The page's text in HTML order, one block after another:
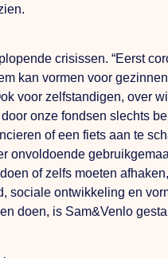
crisissen. “Eerst
kan vormen voor
voor zelfstandigen, over
onze fondsen slechts
of een fiets aan te
onvoldoende
of zelfs moeten
sociale ontwikkeling en
doen, is Sam&Venlo